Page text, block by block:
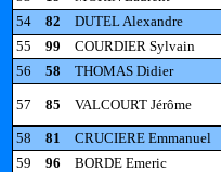
54
82 DUTEL Alexandre
55
99 COURDIER Sylvain
56
58 THOMAS Didier
57 85 VALCOURT Jérôme
58
81 CRUCIERE Emmanuel
59
96 BORDE Emeric